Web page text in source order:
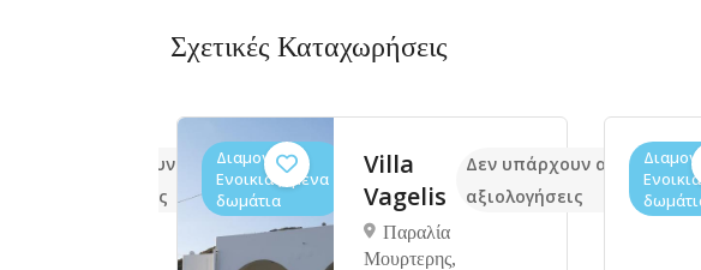
Σχετικές Καταχωρήσεις
Δεν υπάρχουν ακόμα
αξιολογήσεις
Διαμονή,
Ενοικιαζόμενα
δωμάτια
Villa
Vagelis
Παραλία
Μουρτερης,
Δεν υπάρχουν ακόμα
αξιολογήσεις